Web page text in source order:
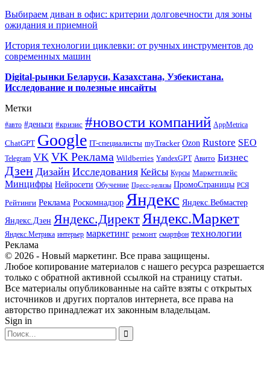
Выбираем диван в офис: критерии долговечности для зоны
ожидания и приемной
История технологии циклевки: от ручных инструментов до
современных машин
Digital-рынки Беларуси, Казахстана, Узбекистана.
Исследование и полезные инсайты
Метки
#авто #деньги #кризис #новости компаний AppMetrica
ChatGPT Google IT-специалисты myTracker Ozon Rustore SEO
Telegram VK VK Реклама Wildberries YandexGPT Авито Бизнес
Дзен Дизайн Исследования Кейсы Курсы Маркетплейс
Минцифры Нейросети Обучение Пресс-релизы ПромоСтраницы РСЯ
Рейтинги Реклама Роскомнадзор Яндекс Яндекс.Вебмастер
Яндекс.Дзен Яндекс.ДиректЯндекс.Маркет
Яндекс.Метрика интерьер маркетинг ремонт смартфон технологии
Реклама
© 2026 - Новый маркетинг. Все права защищены.
Любое копирование материалов с нашего ресурса разрешается
только с обратной активной ссылкой на страницу статьи.
Все материалы опубликованные на сайте взяты с открытых
источников и других порталов интернета, все права на
авторство принадлежат их законным владельцам.
Sign in